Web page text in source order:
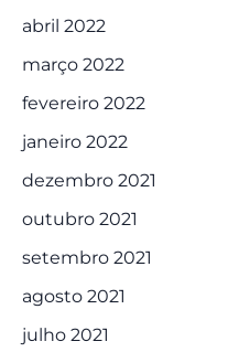
abril 2022
março 2022
fevereiro 2022
janeiro 2022
dezembro 2021
outubro 2021
setembro 2021
agosto 2021
julho 2021